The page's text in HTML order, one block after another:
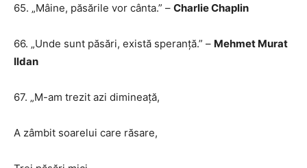
65. „Mâine, păsările vor cânta.” – Charlie Chaplin
66. „Unde sunt păsări, există speranță.” – Mehmet Murat
Ildan
67. „M-am trezit azi dimineață,
A zâmbit soarelui care răsare,